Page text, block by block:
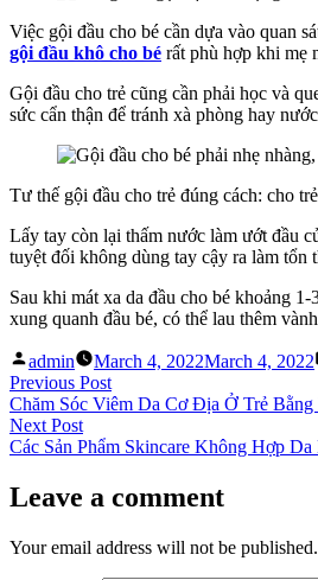
Việc gội đầu cho bé cần dựa vào quan
gội đầu khô cho bé rất phù hợp khi mẹ
Gội đầu cho trẻ cũng cần phải học và
sức cẩn thận để tránh xà phòng hay
Tư thế gội đầu cho trẻ đúng cách: cho
Lấy tay còn lại thấm nước làm ướt đầu
tuyệt đối không dùng tay cậy ra làm tổn
Sau khi mát xa da đầu cho bé khoảng
xung quanh đầu bé, có thể lau thêm
Posted
by
admin March 4, 2022March 4, 2022
Post
navigation
Previous PostPrevious
post:
Chăm Sóc Viêm Da Cơ Địa Ở Trẻ
Next PostNext
post:
Các Sản Phẩm Skincare Không Hợp
Leave a comment
Your email address will not be published.